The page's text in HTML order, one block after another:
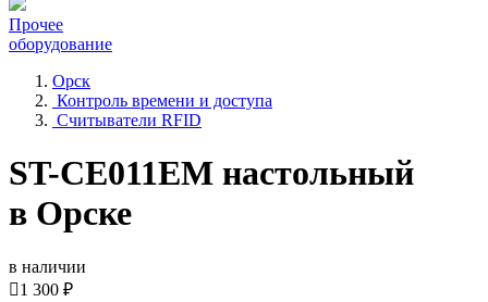
Прочее
оборудование
Орск
Контроль времени и доступа
Считыватели RFID
ST-CE011EM настольный
в Орске
в наличии
1 300 ₽